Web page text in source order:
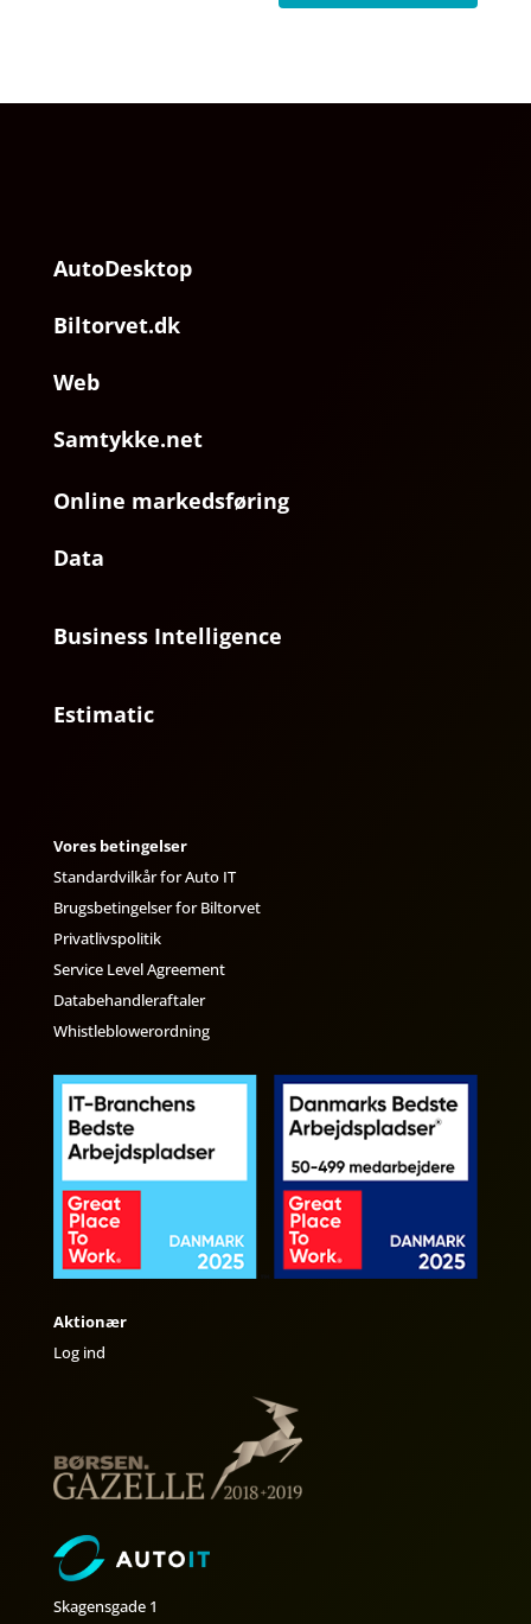
AutoDesktop
Biltorvet.dk
Web
Samtykke.net
Online markedsføring
Data
Business Intelligence
Estimatic
Vores betingelser
Standardvilkår for Auto IT
Brugsbetingelser for Biltorvet
Privatlivspolitik
Service Level Agreement
Databehandleraftaler
Whistleblowerordning
Aktionær
Log ind
Skagensgade 1